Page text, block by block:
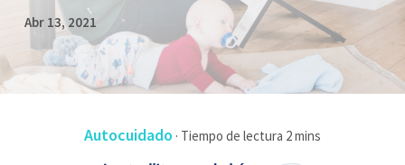
Abr 13, 2021
Autocuidado ·